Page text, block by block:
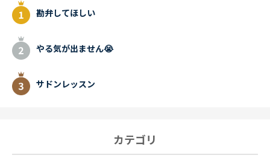
勘弁してほしい
やる気が出ません😭
サドンレッスン
カテゴリ